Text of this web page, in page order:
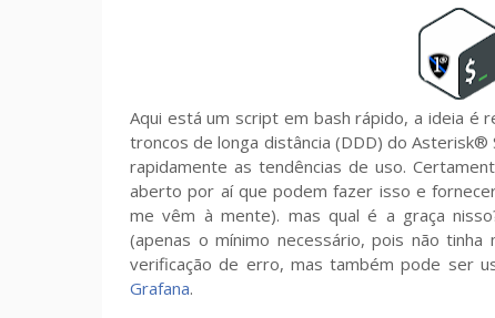
Aqui está um script em bash rápido, a ideia é
troncos de longa distância (DDD) do Asterisk®
rapidamente as tendências de uso.
aberto por aí que podem fazer isso e
me vêm à mente). mas qual é a graça
(apenas o mínimo necessário, pois não
verificação de erro, mas também pode ser
Grafana.